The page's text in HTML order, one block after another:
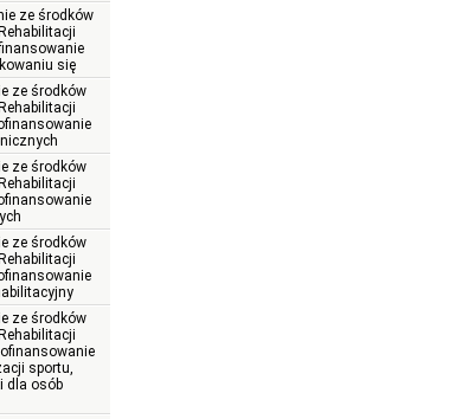
ze środków
się
ze środków
ze środków
ze środków
ze środków
sportu,
dla osób